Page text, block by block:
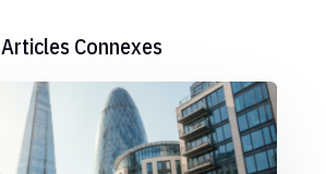
Articles Connexes